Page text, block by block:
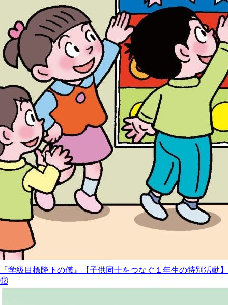
『学級目標降下の儀』【子供同士をつなぐ１年生の特別活動】
⑫